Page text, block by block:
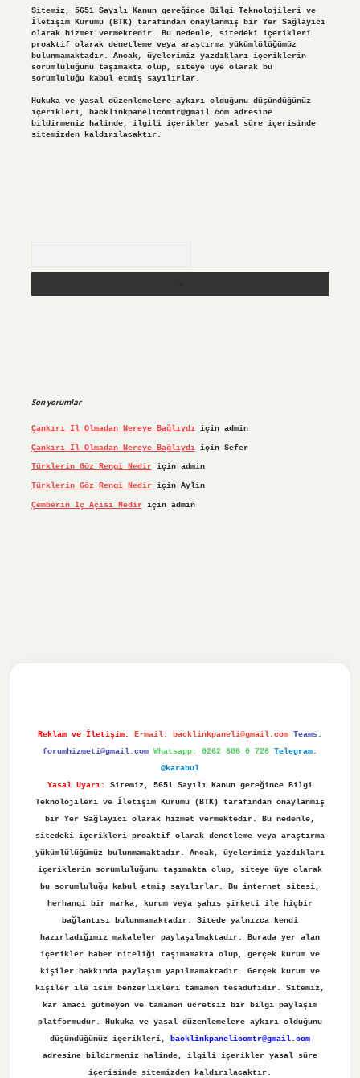
Sitemiz, 5651 Sayılı Kanun gereğince Bilgi Teknolojileri ve
İletişim Kurumu (BTK) tarafından onaylanmış bir Yer Sağlayıcı
olarak hizmet vermektedir. Bu nedenle, sitedeki içerikleri
proaktif olarak denetleme veya araştırma yükümlülüğümüz
bulunmamaktadır. Ancak, üyelerimiz yazdıkları içeriklerin
sorumluluğunu taşımakta olup, siteye üye olarak bu
sorumluluğu kabul etmiş sayılırlar.
Hukuka ve yasal düzenlemelere aykırı olduğunu düşündüğünüz
içerikleri, backlinkpanelicomtr@gmail.comadresine
bildirmeniz halinde, ilgili içerikler yasal süre içerisinde
sitemizden kaldırılacaktır.
Son yorumlar
Çankırı Il Olmadan Nereye Bağlıydıiçin admin
Çankırı Il Olmadan Nereye Bağlıydıiçin Sefer
Türklerin Göz Rengi Nediriçin admin
Türklerin Göz Rengi Nediriçin Aylin
Çemberin Iç Açısı Nediriçin admin
Reklam ve İletişim: E-mail: backlinkpaneli@gmail.com Teams:
forumhizmeti@gmail.com Whatsapp: 0262 606 0 726 Telegram:
@karabul
Yasal Uyarı:
Sitemiz, 5651 Sayılı Kanun gereğince Bilgi
Teknolojileri ve İletişim Kurumu (BTK) tarafından onaylanmış
bir Yer Sağlayıcı olarak hizmet vermektedir. Bu nedenle,
sitedeki içerikleri proaktif olarak denetleme veya araştırma
yükümlülüğümüz bulunmamaktadır. Ancak, üyelerimiz yazdıkları
içeriklerin sorumluluğunu taşımakta olup, siteye üye olarak
bu sorumluluğu kabul etmiş sayılırlar. Bu internet sitesi,
herhangi bir marka, kurum veya şahıs şirketi ile hiçbir
bağlantısı bulunmamaktadır. Sitede yalnızca kendi
hazırladığımız makaleler paylaşılmaktadır. Burada yer alan
içerikler haber niteliği taşımamakta olup, gerçek kurum ve
kişiler hakkında paylaşım yapılmamaktadır. Gerçek kurum ve
kişiler ile isim benzerlikleri tamamen tesadüfidir. Sitemiz,
kar amacı gütmeyen ve tamamen ücretsiz bir bilgi paylaşım
platformudur. Hukuka ve yasal düzenlemelere aykırı olduğunu
düşündüğünüz içerikleri,
backlinkpanelicomtr@gmail.com
adresine bildirmeniz halinde, ilgili içerikler yasal süre
içerisinde sitemizden kaldırılacaktır.